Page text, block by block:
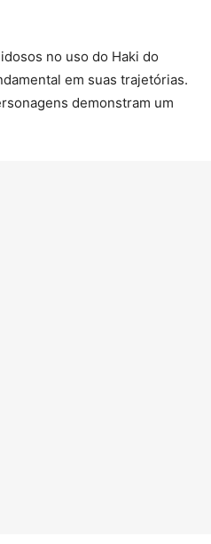
no uso do Haki do
em suas trajetórias.
demonstram um